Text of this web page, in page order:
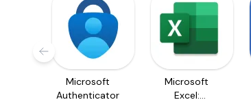
Microsoft
Authenticator
Microsoft
Excel: